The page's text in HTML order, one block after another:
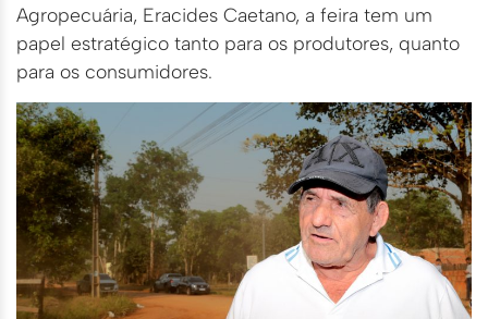
Agropecuária, Eracides Caetano, a feira tem um
papel estratégico tanto para os produtores, quanto
para os consumidores.